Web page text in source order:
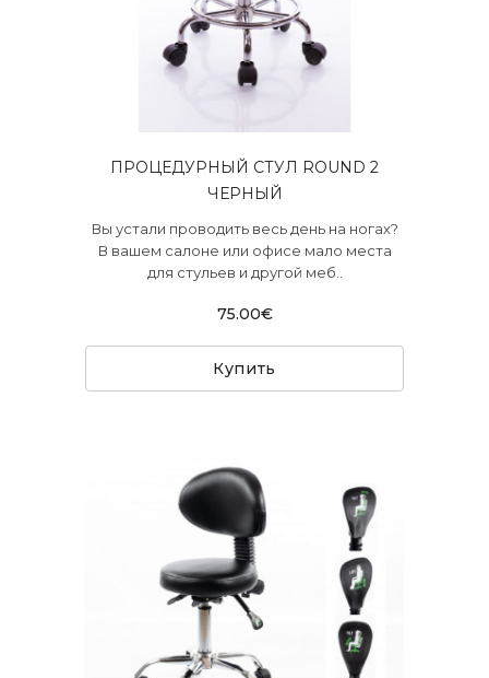
ПРОЦЕДУРНЫЙ СТУЛ ROUND 2
ЧЕРНЫЙ
Вы устали проводить весь день на ногах?
В вашем салоне или офисе мало места
для стульев и другой меб..
75.00€
Купить